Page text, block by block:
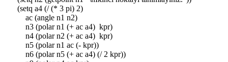
(setq a4 (/ (* 3 pi) 2)
ac (angle n1 n2)
n3 (polar n1 (+ ac a4) kpr)
n4 (polar n2 (+ ac a4) kpr)
n5 (polar n1 ac (- kpr))
n6 (polar n5 (+ ac a4) (/ 2 kpr))